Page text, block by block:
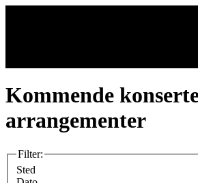
Kommende
arrangementer
Filter:
Sted